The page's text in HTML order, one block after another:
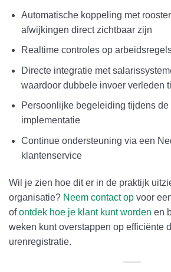
Automatische koppeling met
afwijkingen direct zichtbaar zijn
Realtime controles op
Directe integratie met
waardoor dubbele invoer verleden
Persoonlijke begeleiding tijdens
implementatie
Continue ondersteuning via een
klantenservice
Wil je zien hoe dit er in de praktijk
organisatie? Neem contact op voor
ofontdek hoe je klant kunt worden en
weken kunt overstappen op efficiënte
urenregistratie.